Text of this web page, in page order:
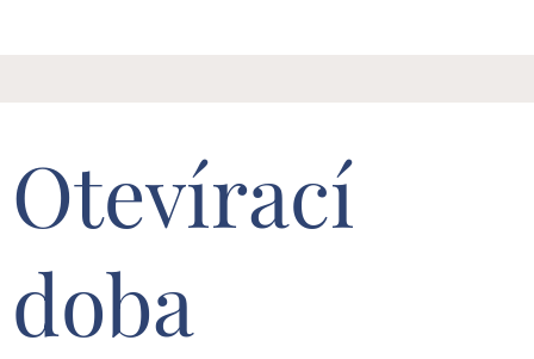
Otevírací
doba